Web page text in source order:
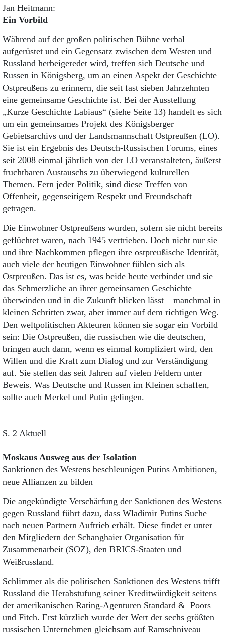
Jan Heitmann:
Ein Vorbild
Während auf der großen politischen Bühne verbal
aufgerüstet und ein Gegensatz zwischen dem Westen und
Russland herbeigeredet wird, treffen sich Deutsche und
Russen in Königsberg, um an einen Aspekt der Geschichte
Ostpreußens zu erinnern, die seit fast sieben Jahrzehnten
eine gemeinsame Geschichte ist. Bei der Ausstellung
„Kurze Geschichte Labiaus“ (siehe Seite 13) handelt es sich
um ein gemeinsames Projekt des Königsberger
Gebietsarchivs und der Landsmannschaft Ostpreußen (LO).
Sie ist ein Ergebnis des Deutsch-Russischen Forums, eines
seit 2008 einmal jährlich von der LO veranstalteten, äußerst
fruchtbaren Austauschs zu überwiegend kulturellen
Themen. Fern jeder Politik, sind diese Treffen von
Offenheit, gegenseitigem Respekt und Freundschaft
getragen.
Die Einwohner Ostpreußens wurden, sofern sie nicht bereits
geflüchtet waren, nach 1945 vertrieben. Doch nicht nur sie
und ihre Nachkommen pflegen ihre ostpreußische Identität,
auch viele der heutigen Einwohner fühlen sich als
Ostpreußen. Das ist es, was beide heute verbindet und sie
das Schmerzliche an ihrer gemeinsamen Geschichte
überwinden und in die Zukunft blicken lässt – manchmal in
kleinen Schritten zwar, aber immer auf dem richtigen Weg.
Den weltpolitischen Akteuren können sie sogar ein Vorbild
sein: Die Ostpreußen, die russischen wie die deutschen,
bringen auch dann, wenn es einmal kompliziert wird, den
Willen und die Kraft zum Dialog und zur Verständigung
auf. Sie stellen das seit Jahren auf vielen Feldern unter
Beweis. Was Deutsche und Russen im Kleinen schaffen,
sollte auch Merkel und Putin gelingen.
S. 2 Aktuell
Moskaus Ausweg aus der Isolation
Sanktionen des Westens beschleunigen Putins Ambitionen,
neue Allianzen zu bilden
Die angekündigte Verschärfung der Sanktionen des Westens
gegen Russland führt dazu, dass Wladimir Putins Suche
nach neuen Partnern Auftrieb erhält. Diese findet er unter
den Mitgliedern der Schanghaier Organisation für
Zusammenarbeit (SOZ), den BRICS-Staaten und
Weißrussland.
Schlimmer als die politischen Sanktionen des Westens trifft
Russland die Herabstufung seiner Kreditwürdigkeit seitens
der amerikanischen Rating-Agenturen Standard & Poors
und Fitch. Erst kürzlich wurde der Wert der sechs größten
russischen Unternehmen gleichsam auf Ramschniveau